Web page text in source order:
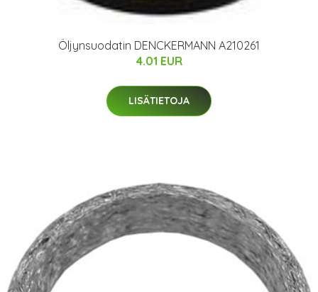
Öljynsuodatin DENCKERMANN A210261
4.01 EUR
LISÄTIETOJA